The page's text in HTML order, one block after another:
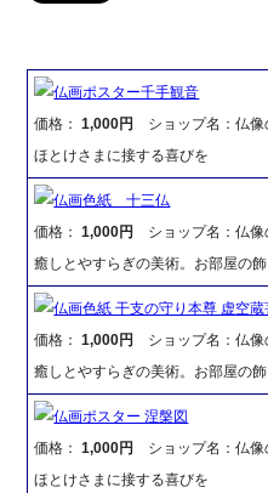
仏画ポスター千手観音
価格：1,000円
ショップ名：仏
ほとけさまに接する喜びを
仏画色紙 十三仏
価格：1,000円
ショップ名：仏
癒しとやすらぎの美術。お部屋の
仏画色紙 干支の守り本尊 虚空蔵
価格：1,000円
ショップ名：仏
癒しとやすらぎの美術。お部屋の
仏画ポスター 涅槃図
価格：1,000円
ショップ名：仏
ほとけさまに接する喜びを